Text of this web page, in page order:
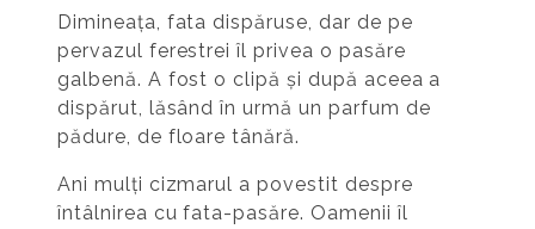
Dimineața, fata dispăruse, dar de pe
pervazul ferestrei îl privea o pasăre
galbenă. A fost o clipă și după aceea a
dispărut, lăsând în urmă un parfum de
pădure, de floare tânără.
Ani mulți cizmarul a povestit despre
întâlnirea cu fata-pasăre. Oamenii îl